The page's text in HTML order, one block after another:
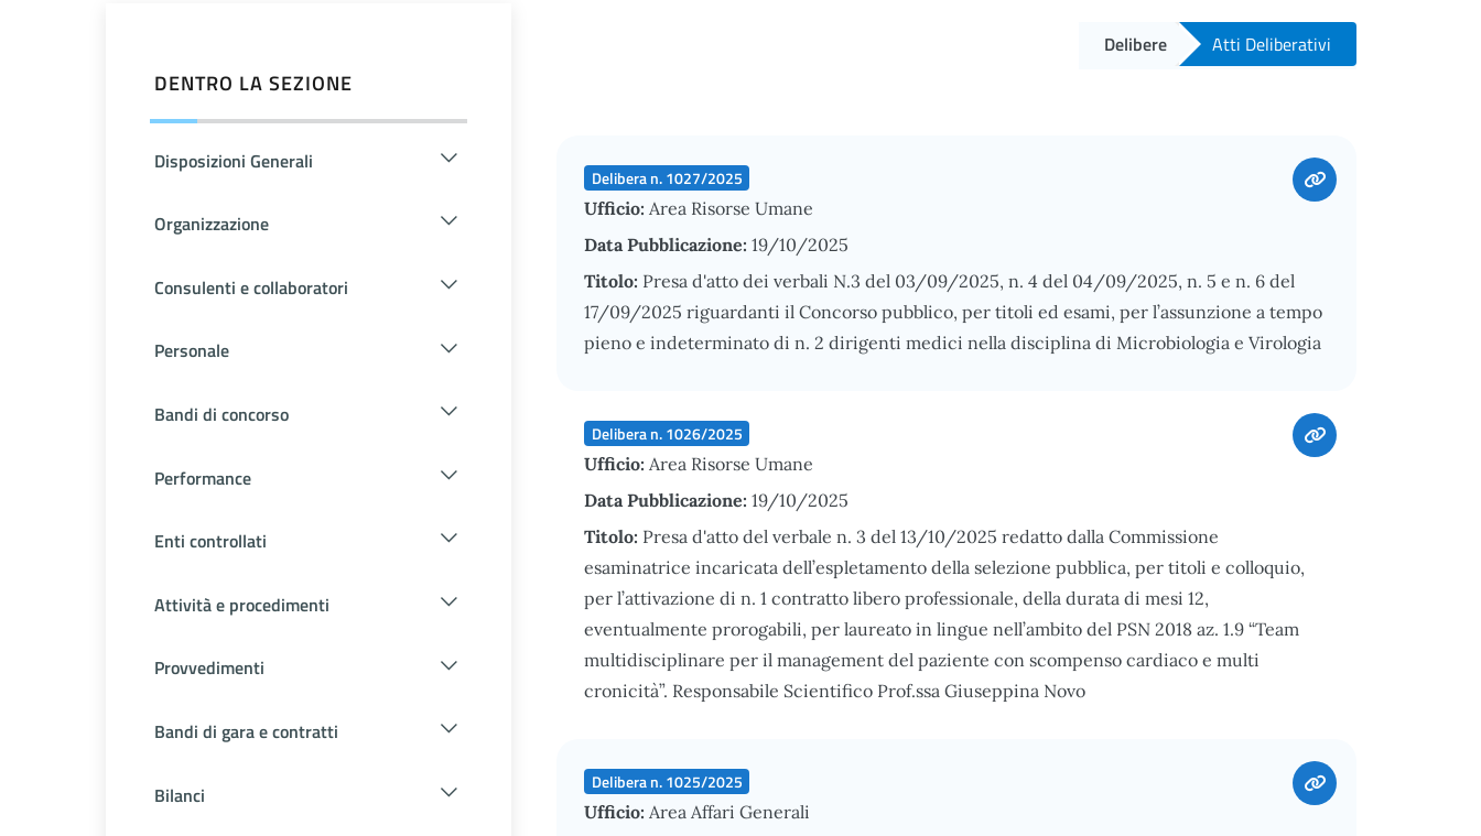
DENTRO LA SEZIONE
Disposizioni Generali
Organizzazione
Consulenti e collaboratori
Personale
Bandi di concorso
Performance
Enti controllati
Attività e procedimenti
Provvedimenti
Bandi di gara e contratti
Bilanci
Delibere Atti Deliberativi
Delibera n. 1027/2025
Ufficio: Area Risorse Umane
Data Pubblicazione: 19/10/2025
Titolo: Presa d'atto dei verbali N.3 del 03/09/2025, n. 4 del 04/09/2025, n. 5 e n. 6 del
17/09/2025 riguardanti il Concorso pubblico, per titoli ed esami, per l’assunzione a tempo
pieno e indeterminato di n. 2 dirigenti medici nella disciplina di Microbiologia e Virologia
Delibera n. 1026/2025
Ufficio: Area Risorse Umane
Data Pubblicazione: 19/10/2025
Titolo: Presa d'atto del verbale n. 3 del 13/10/2025 redatto dalla Commissione
esaminatrice incaricata dell’espletamento della selezione pubblica, per titoli e colloquio,
per l’attivazione di n. 1 contratto libero professionale, della durata di mesi 12,
eventualmente prorogabili, per laureato in lingue nell’ambito del PSN 2018 az. 1.9 “Team
multidisciplinare per il management del paziente con scompenso cardiaco e multi
cronicità”. Responsabile Scientifico Prof.ssa Giuseppina Novo
Delibera n. 1025/2025
Ufficio: Area Affari Generali